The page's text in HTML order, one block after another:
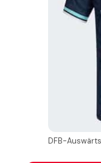
DFB-